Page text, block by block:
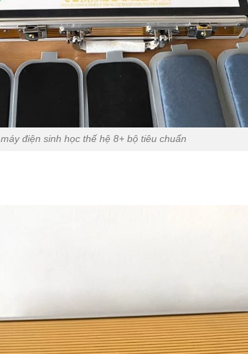
máy điện sinh học thế hệ 8+ bộ tiêu chuẩn